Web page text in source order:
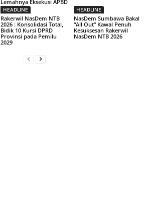
Lemahnya Eksekusi APBD
HEADLINE
Rakerwil NasDem NTB
2026 : Konsolidasi Total,
Bidik 10 Kursi DPRD
Provinsi pada Pemilu
2029
HEADLINE
NasDem Sumbawa Bakal
“All Out” Kawal Penuh
Kesuksesan Rakerwil
NasDem NTB 2026